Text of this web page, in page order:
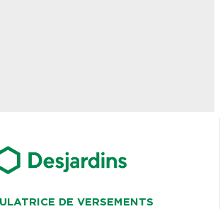
DE VERSEMENTS